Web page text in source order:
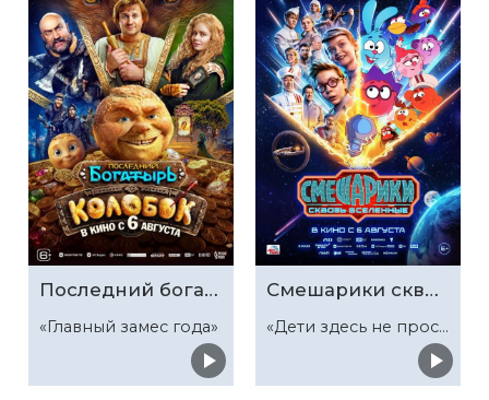
Последний богатырь. Колобок
«Главный замес года»
Смешарики сквозь вселенные
«Дети здесь не просто так»